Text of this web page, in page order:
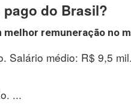
do Brasil?
remuneração no
Salário médio: R$ 9,5
...